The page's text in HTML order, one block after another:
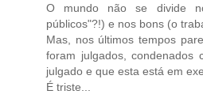
O mundo não se divide
públicos"?!) e nos bons (o
Mas, nos últimos tempos
foram julgados, condenados
julgado e que esta está em
É triste...